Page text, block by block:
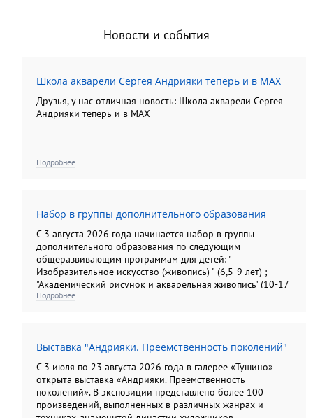
Новости и события
Школа акварели Сергея Андрияки теперь и в MAX
Друзья, у нас отличная новость: Школа акварели Сергея
Андрияки теперь и в MAX
Подробнее
Набор в группы дополнительного образования
С 3 августа 2026 года начинается набор в группы
дополнительного образования по следующим
общеразвивающим программам для детей: "
Изобразительное искусство (живопись) " (6,5-9 лет) ;
"Академический рисунок и акварельная живопись" (10-17
лет); "Изобразительное искусство (рисунок, живопись,
живопись"; " Колористический натюрморт";
изображения на бумаге"; "Композиционный портрет"
Подробнее
Выставка "Андрияки. Преемственность поколений"
С 3 июля по 23 августа 2026 года в галерее «Тушино»
открыта выставка «Андрияки. Преемственность
поколений». В экспозиции представлено более 100
произведений, выполненных в различных жанрах и